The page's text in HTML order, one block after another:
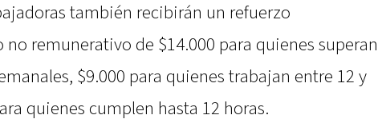
también recibirán un refuerzo
remunerativo de $14.000 para quienes superan
$9.000 para quienes trabajan entre 12 y
quienes cumplen hasta 12 horas.